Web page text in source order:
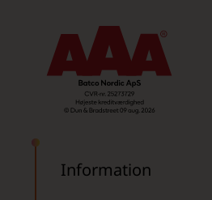
Information